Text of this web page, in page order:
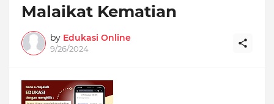
Malaikat Kematian
by Edukasi Online
9/26/2024